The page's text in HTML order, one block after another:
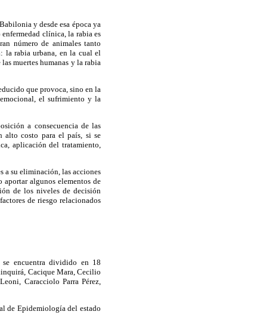
y desde esa época ya
clínica, la rabia es
número de animales tanto
la rabia urbana, en la cual el
muertes humanas y la rabia
que provoca, sino en la
el sufrimiento y la
a consecuencia de las
alto costo para el país, si se
aplicación del tratamiento,
a su eliminación, las acciones
algunos elementos de
de los niveles de decisión
de riesgo relacionados
encuentra dividido en 18
Cacique Mara, Cecilio
Caracciolo Parra Pérez,
de Epidemiología del estado